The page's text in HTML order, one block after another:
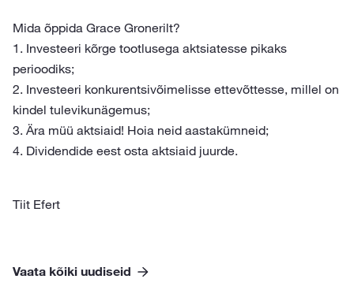
Mida õppida Grace Gronerilt?
1. Investeeri kõrge tootlusega aktsiatesse pikaks
perioodiks;
2. Investeeri konkurentsivõimelisse ettevõttesse, millel on
kindel tulevikunägemus;
3. Ära müü aktsiaid! Hoia neid aastakümneid;
4. Dividendide eest osta aktsiaid juurde.
Tiit Efert
Vaata kõiki uudiseid